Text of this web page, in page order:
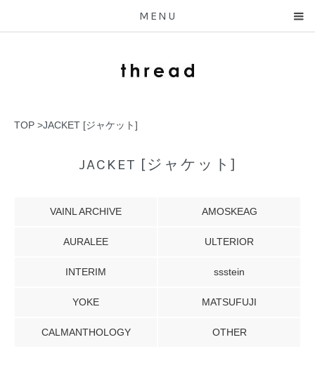
MENU
TOP >JACKET [ジャケット]
JACKET [ジャケット]
VAINL ARCHIVE AMOSKEAG
AURALEE ULTERIOR
INTERIM ssstein
YOKE MATSUFUJI
CALMANTHOLOGY OTHER